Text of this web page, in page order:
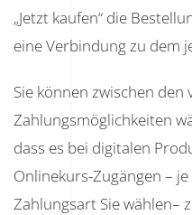
„Jetzt kaufen“ die
eine Verbindung zu dem
Sie können zwischen den
Zahlungsmöglichkeiten
dass es bei digitalen
Onlinekurs-Zugängen –
Zahlungsart Sie wählen–